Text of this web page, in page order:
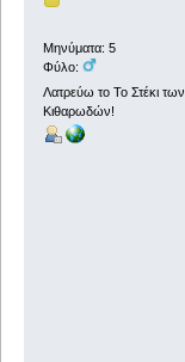
Μηνύματα: 5
Φύλο:
Λατρεύω το Το Στέκι των
Κιθαρωδών!